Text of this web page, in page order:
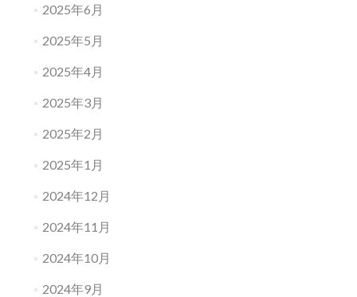
2025年6月
2025年5月
2025年4月
2025年3月
2025年2月
2025年1月
2024年12月
2024年11月
2024年10月
2024年9月